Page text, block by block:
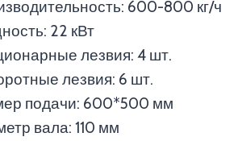
600-800 кг/ч
22 кВт
лезвия: 4 шт.
лезвия: 6 шт.
подачи: 600*500 мм
вала: 110 мм